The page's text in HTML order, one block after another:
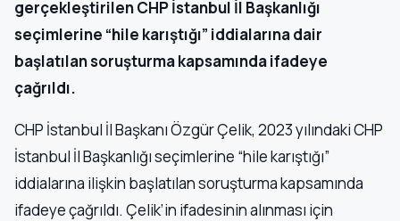
gerçekleştirilen CHP İstanbul İl Başkanlığı
seçimlerine “hile karıştığı” iddialarına dair
başlatılan soruşturma kapsamında ifadeye
çağrıldı.
CHP İstanbul İl Başkanı Özgür Çelik, 2023 yılındaki CHP
İstanbul İl Başkanlığı seçimlerine “hile karıştığı”
iddialarına ilişkin başlatılan soruşturma kapsamında
ifadeye çağrıldı. Çelik’in ifadesinin alınması için